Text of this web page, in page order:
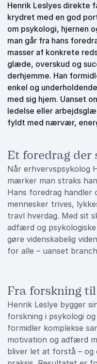
Henrik Leslyes direkte
krydret med en god
om psykologi, hjernen
man går fra hans
masser af konkrete
glæde, overskud og
derhjemme. Han
enkel og
med sig hjem. Uanset
ledelse eller
fyldt med nærvær,
Et foredrag der
Når erhvervspsykolog
mærker man straks
Hans foredrag handler
mennesker trives,
travl hverdag. Med sit
adfærd og
gøre videnskabelig
for alle – uanset
Fra forskning
Henrik Leslye bygger
forskning i psykologi
formidler komplekse
motivation og adfærd
bliver let at forstå – og